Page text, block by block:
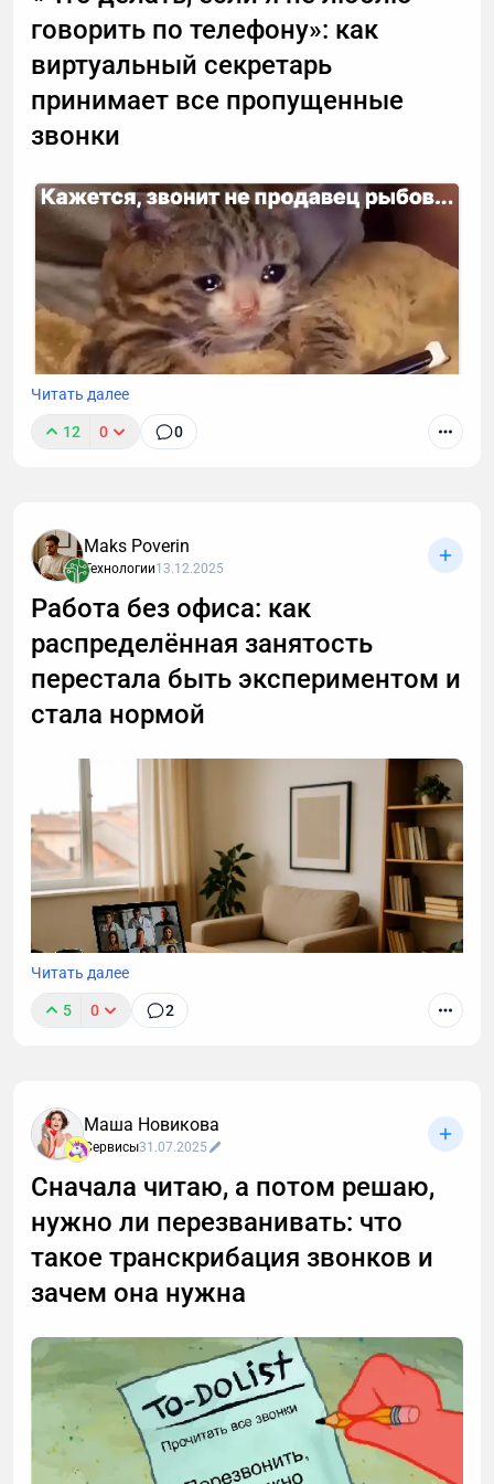
говорить по телефону»: как
виртуальный секретарь
принимает все пропущенные
звонки
интересны кредиты, консультации и прочие услуги.
Если вы тревожитесь упустить действительно
важный разговор, например, ждете курьера, то я
расскажу, почему стоит делегировать телефонные
звонки мне.
Читать далее
12 0 0
Maks Poverin
Технологии13.12.2025
Работа без офиса: как
распределённая занятость
перестала быть экспериментом и
стала нормой
воспринималась как временное решение,
привилегия айтишников или вынужденный
компромисс. Сегодня это устойчивая модель,
которая меняет экономику, города и образ жизни
Читать далее
5 0 2
Маша Новикова
Сервисы31.07.2025
Сначала читаю, а потом решаю,
нужно ли перезванивать: что
такое транскрибация звонков и
зачем она нужна